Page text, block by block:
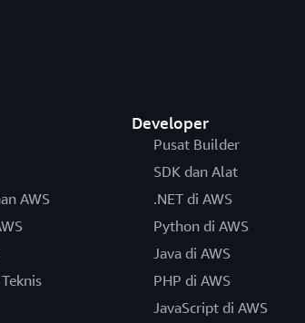
AWS
Developer
Pusat Builder
SDK dan Alat
.NET di AWS
Python di AWS
Java di AWS
PHP di AWS
JavaScript di AWS